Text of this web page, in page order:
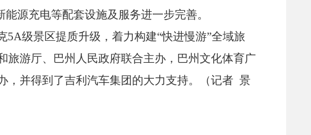
能源充电等配套设施及服务进一步完善。
5A级景区提质升级，着力构建“快进慢游”全域旅
旅游厅、 巴州人民政府联合主办， 巴州文化体育广
， 并得到了吉利汽车集团的大力支持。
（记者 景